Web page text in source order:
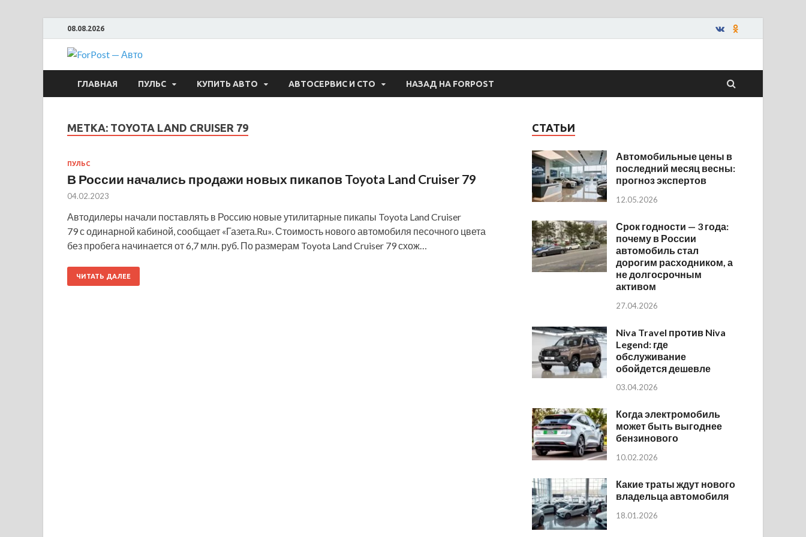
08.08.2026
ForPost — Авто
ГЛАВНАЯ ПУЛЬС КУПИТЬ АВТО АВТОСЕРВИС И СТО НАЗАД НА FORPOST
МЕТКА: TOYOTA LAND CRUISER 79
ПУЛЬС
В России начались продажи новых пикапов Toyota Land Cruiser 79
04.02.2023
Автодилеры начали поставлять в Россию новые утилитарные пикапы Toyota Land Cruiser
79 с одинарной кабиной, сообщает «Газета.Ru». Стоимость нового автомобиля песочного цвета
без пробега начинается от 6,7 млн. руб. По размерам Toyota Land Cruiser 79 схож…
ЧИТАТЬ ДАЛЕЕ
СТАТЬИ
Автомобильные цены в
последний месяц весны:
прогноз экспертов
12.05.2026
Срок годности — 3 года:
почему в России
автомобиль стал
дорогим расходником, а
не долгосрочным
активом
27.04.2026
Niva Travel против Niva
Legend: где
обслуживание
обойдется дешевле
03.04.2026
Когда электромобиль
может быть выгоднее
бензинового
10.02.2026
Какие траты ждут нового
владельца автомобиля
18.01.2026